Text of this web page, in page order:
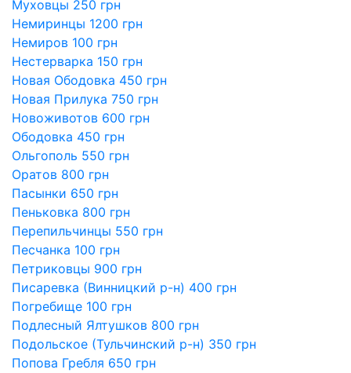
Муховцы 250 грн
Немиринцы 1200 грн
Немиров 100 грн
Нестерварка 150 грн
Новая Ободовка 450 грн
Новая Прилука 750 грн
Новоживотов 600 грн
Ободовка 450 грн
Ольгополь 550 грн
Оратов 800 грн
Пасынки 650 грн
Пеньковка 800 грн
Перепильчинцы 550 грн
Песчанка 100 грн
Петриковцы 900 грн
Писаревка (Винницкий р-н) 400 грн
Погребище 100 грн
Подлесный Ялтушков 800 грн
Подольское (Тульчинский р-н) 350 грн
Попова Гребля 650 грн